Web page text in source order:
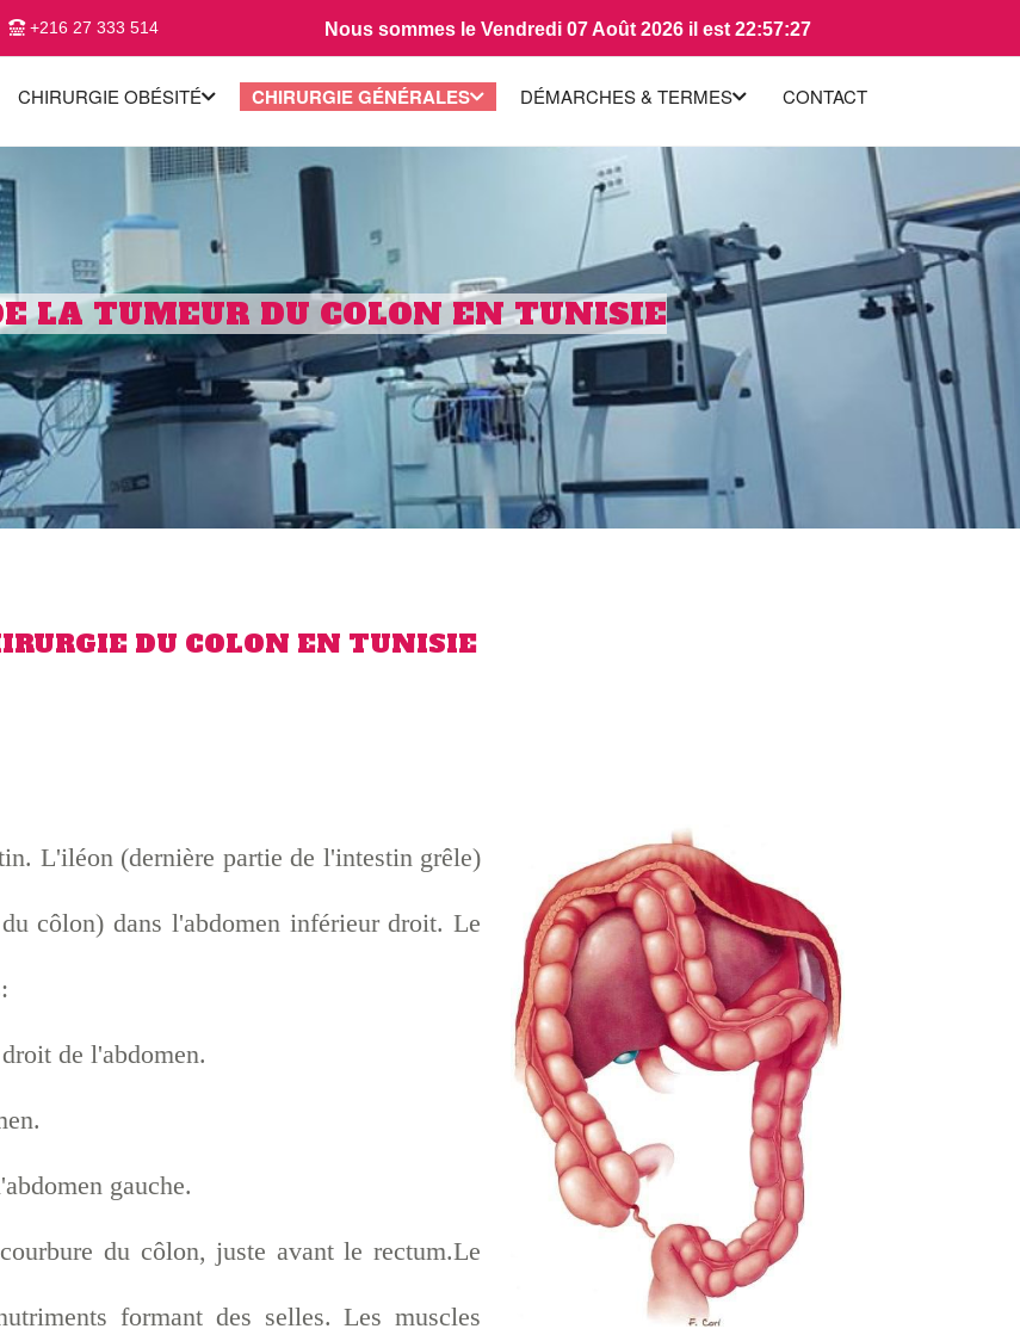
+216 27 333 514 Nous sommes le Vendredi 07 Août 2026 il est 22:57:28
CHIRURGIE OBÉSITÉ CHIRURGIE GÉNÉRALES DÉMARCHES & TERMES CONTACT
LA TUMEUR DU COLON EN TUNISIE
DU COLON EN TUNISIE
L'iléon (dernière partie de l'intestin grêle)
côlon) dans l'abdomen inférieur droit. Le
de l'abdomen.
gauche.
du côlon, juste avant le rectum.Le
formant des selles. Les muscles